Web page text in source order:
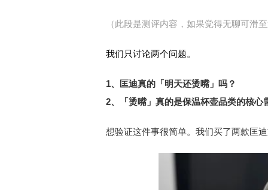
（此段是测评内容，如果觉得无聊可滑
我们只讨论两个问题。
1、
匡迪真的「明天还烫嘴」吗？
2、
「烫嘴」真的是保温杯壶品类的核
想验证这件事很简单。我们买了两款匡